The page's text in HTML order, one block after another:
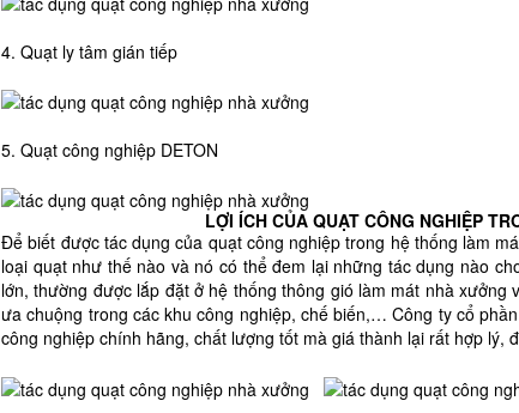
4. Quạt ly tâm gián tiếp
5. Quạt công nghiệp DETON
LỢI ÍCH CỦA QUẠT CÔNG NGHIỆP
Để biết được tác dụng của quạt công nghiệp trong hệ thống làm
loại quạt như thế nào và nó có thể đem lại những tác dụng nào
lớn, thường được lắp đặt ở hệ thống thông gió làm mát nhà
ưa chuộng trong các khu công nghiệp, chế biến,… Công ty cổ
công nghiệp chính hãng, chất lượng tốt mà giá thành lại rất hợp lý,